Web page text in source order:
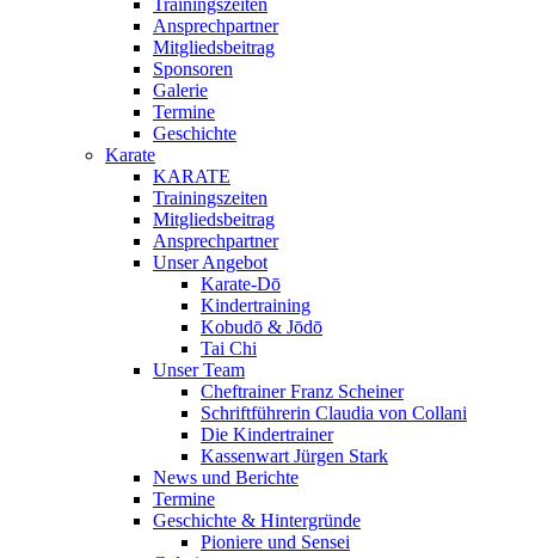
Trainingszeiten
Ansprechpartner
Mitgliedsbeitrag
Sponsoren
Galerie
Termine
Geschichte
Karate
KARATE
Trainingszeiten
Mitgliedsbeitrag
Ansprechpartner
Unser Angebot
Karate-Dō
Kindertraining
Kobudō & Jōdō
Tai Chi
Unser Team
Cheftrainer Franz Scheiner
Schriftführerin Claudia von Collani
Die Kindertrainer
Kassenwart Jürgen Stark
News und Berichte
Termine
Geschichte & Hintergründe
Pioniere und Sensei